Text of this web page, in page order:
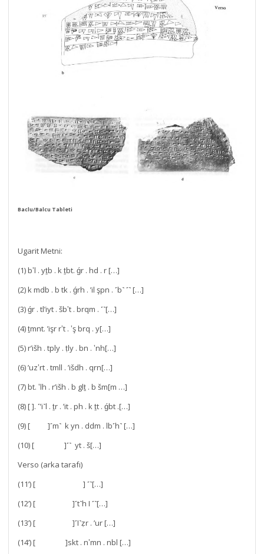
Baclu/Balcu Tableti
Ugarit Metni:
(1) b‛l . yṯb . k ṯbt. ǵr . hd . r […]
(2) k mdb . b tk . ǵrh . ’il şpn . ˹b˺ ˹˺ […]
(3) ǵr . tlʼiyt . šb‛t . brqm . ˹˺[…]
(4) ṯmnt. ’işr r‛t . ‛ş brq . y[…]
(5) r’išh . tply . ṭly . bn . ‛nh[…]
(6) ’uz‛rt . tmll . ’išdh . qrn[…]
(7) bt. ‛lh . r’išh . b glṯ . b šm[m …]
(8) [ ]. ˹’i˺l . ṯr . ’it . ph . k ṯt . ǵbt .[…]
(9) [ ]˹m˺ k yn . ddm . lb˹h˺ […]
(10) [ ]˹˺ yt . š[…]
Verso (arka tarafı)
(11’) [ ] ˹˺[…]
(12’) [ ]˹t˺h I ˹˺[…]
(13’) [ ]˹I˺ẓr . ’ur […]
(14’) [ ]skt . n‛mn . nbl […]